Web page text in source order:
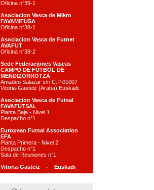
Oficina n°39-1
Asociacion Vasca de Mikro
FAVAMIFUSA
Oficina n°38-1
Asociacion Vasca de Futnet
AVAFUT
Oficina n°38-2
Sede Federaciones Vascas
CAMPO DE FÚTBOL DE
MENDIZORROTZA
Amadeo Salazar s/n C.P 01007
Vitoria-Gasteiz (Araba) Euskadi
Asociacion Vasca de Futsal
FAVAFUTSAL
Planta Baja - Nivel 1
Despacho n°1
European Futsal Association
EFA
Planta Primera - Nivel 2
Despacho n°1
Sala de Reuniones n°1
Vitoria-Gasteiz - Euskadi